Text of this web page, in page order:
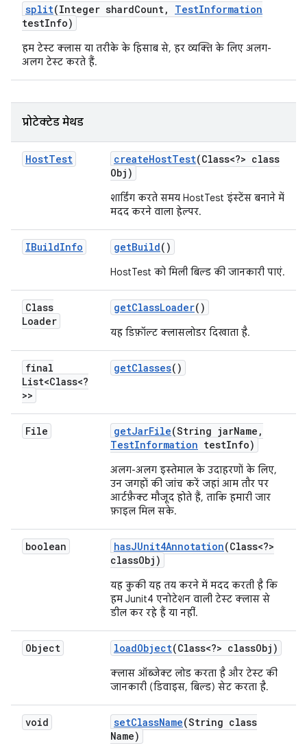
split(Integer shardCount, TestInformation
testInfo)
हम टेस्ट क्लास या तरीके के हिसाब से, हर व्यक्ति के लिए अलग-
अलग टेस्ट करते हैं.
प्रोटेक्टेड मेथड
HostTest createHostTest(Class<?> class
Obj)
शार्डिंग करते समय HostTest इंस्टेंस बनाने में
मदद करने वाला हेल्पर.
IBuildInfo getBuild()
HostTest को मिली बिल्ड की जानकारी पाएं.
Class
Loader
getClassLoader()
यह डिफ़ॉल्ट क्लासलोडर दिखाता है.
final
List<Class<?
>>
getClasses()
File getJarFile(String jarName ,
TestInformation testInfo)
अलग-अलग इस्तेमाल के उदाहरणों के लिए,
उन जगहों की जांच करें जहां आम तौर पर
आर्टफ़ैक्ट मौजूद होते हैं, ताकि हमारी जार
फ़ाइल मिल सके.
boolean hasJUnit4Annotation(Class<?>
classObj)
यह कुकी यह तय करने में मदद करती है कि
हम Junit4 एनोटेशन वाली टेस्ट क्लास से
डील कर रहे हैं या नहीं.
Object loadObject(Class<?> classObj)
क्लास ऑब्जेक्ट लोड करता है और टेस्ट की
जानकारी (डिवाइस, बिल्ड) सेट करता है.
void setClassName(String class
Name)